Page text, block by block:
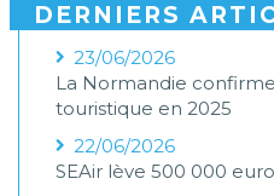
DERNIERS
23/06/2026
La Normandie
touristique en 2025
22/06/2026
SEAir lève 500 000